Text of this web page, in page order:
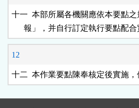
十一  本部所屬各機關應依本要點
報」，并自行訂定執行要點配合
12
十二  本作業要點陳奉核定後實施，